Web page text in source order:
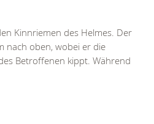
Kinnriemen des Helmes. Der
nach oben, wobei er die
Betroffenen kippt. Während